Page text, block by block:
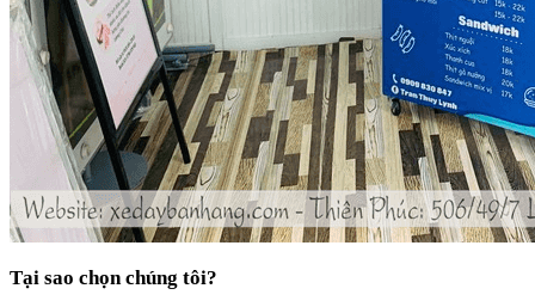
Tại sao chọn chúng tôi?